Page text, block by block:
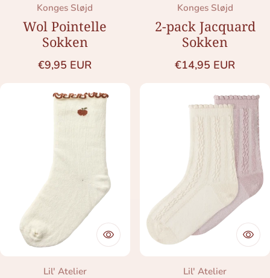
Merk:
Konges Sløjd
Wol Pointelle
Sokken
Normale prijs
€9,95 EUR
Merk:
Konges Sløjd
2-pack Jacquard
Sokken
Normale prijs
€14,95 EUR
Merk:
Lil' Atelier Merk:
Lil' Atelier